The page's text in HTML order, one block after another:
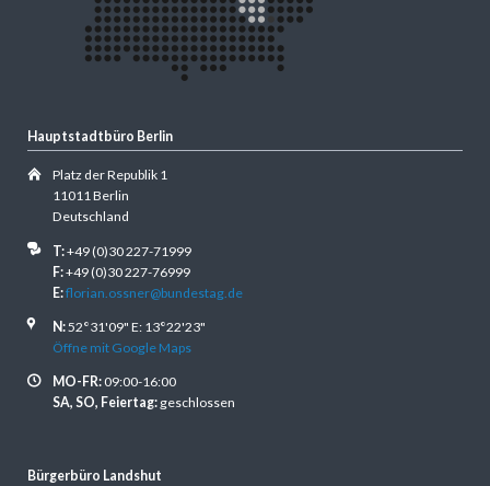
Hauptstadtbüro Berlin
Platz der Republik 1
11011 Berlin
Deutschland
T:+49 (0)30 227-71999
F:+49 (0)30 227-76999
E:florian.ossner@bundestag.de
N:52°31'09" E: 13°22'23"
Öffne mit Google Maps
MO-FR:09:00-16:00
SA, SO, Feiertag:geschlossen
Bürgerbüro Landshut